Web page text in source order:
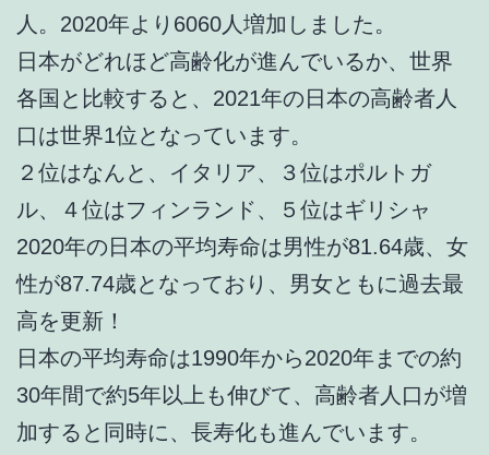
人。2020年より6060人増加しました。
日本がどれほど高齢化が進んでいるか、世界
各国と比較すると、2021年の日本の高齢者人
口は世界1位となっています。
２位はなんと、イタリア、３位はポルトガ
ル、４位はフィンランド、５位はギリシャ
2020年の日本の平均寿命は男性が81.64歳、女
性が87.74歳となっており、男女ともに過去最
高を更新！
日本の平均寿命は1990年から2020年までの約
30年間で約5年以上も伸びて、高齢者人口が増
加すると同時に、長寿化も進んでいます。